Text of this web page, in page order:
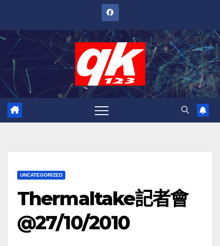
內
UNCATEGORIZED
Thermaltake記者會
@27/10/2010